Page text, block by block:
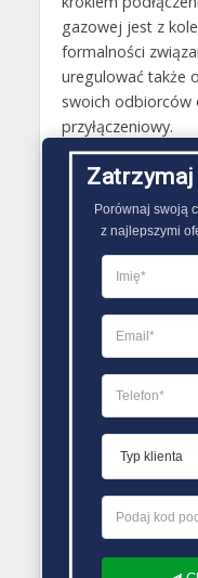
gazowej jest z
formalności
uregulować także
swoich
przyłączeniowy.
Gazy
Butle gazowe
Gaz płynny
LPG
Dostawcy
Porównaj swoją
z najlepszymi